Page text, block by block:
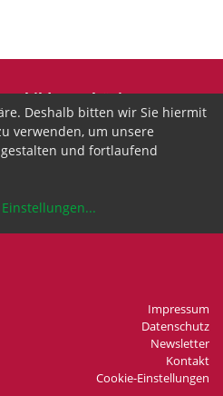
Thüringen
Träger der
Impressum
Datenschutz
Newsletter
Kontakt
Cookie-Einstellungen
Deshalb bitten wir Sie hiermit
verwenden, um unsere
und fortlaufend
...